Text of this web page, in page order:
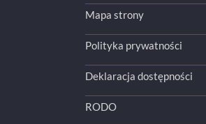
Mapa strony
Polityka prywatności
Deklaracja dostępności
RODO